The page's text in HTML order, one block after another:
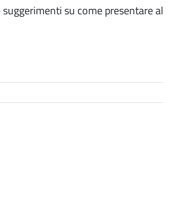
su come presentare al